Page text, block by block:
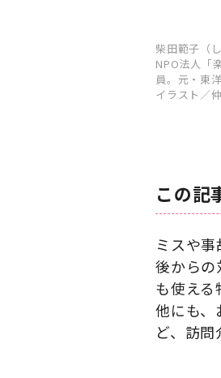
柴田範子（
NPO法人「
員。元・東
イラスト／
この記
ミスや
後からの
も使える
他にも
ど、訪